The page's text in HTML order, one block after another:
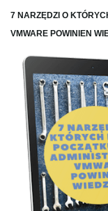
7 NARZĘDZI O
VMWARE POWINIEN